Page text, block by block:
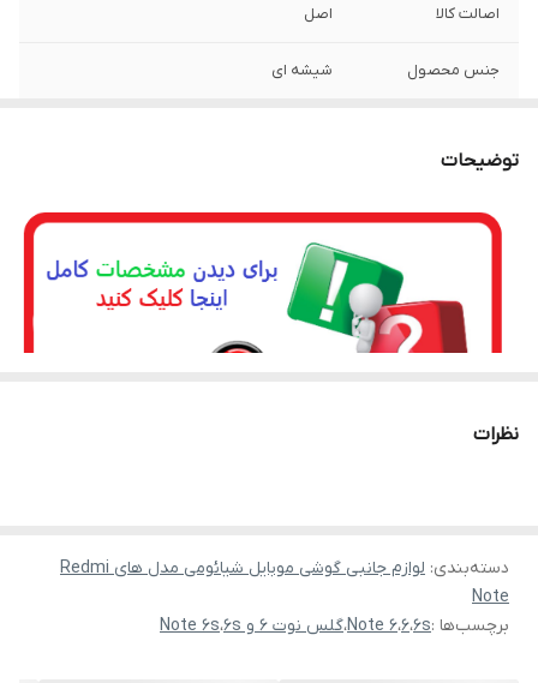
اصالت کالا اصل
جنس محصول شیشه ای
توضیحات
نظرات
دسته‌بندی:
لوازم جانبی گوشی موبایل شیائومی مدل های Redmi
Note
برچسب‌ها :6s،6،Note 6،گلس نوت 6 و 6s ،Note 6s